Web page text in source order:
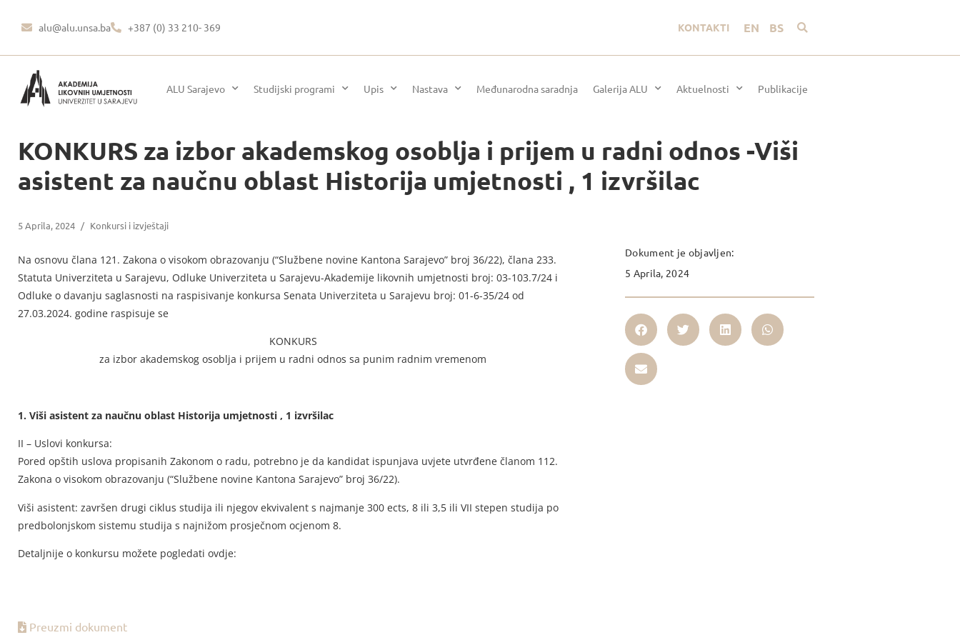
alu@alu.unsa.ba +387 (0) 33 210- 369 KONTAKTI EN BS
ALU Sarajevo Studijski programi Upis Nastava Međunarodna saradnja Galerija ALU Aktuelnosti Publikacije
KONKURS za izbor akademskog osoblja i prijem u radni odnos -Viši
asistent za naučnu oblast Historija umjetnosti , 1 izvršilac
5 Aprila, 2024 / Konkursi i izvještaji
Na osnovu člana 121. Zakona o visokom obrazovanju (“Službene novine Kantona Sarajevo” broj 36/22), člana 233.
Statuta Univerziteta u Sarajevu, Odluke Univerziteta u Sarajevu-Akademije likovnih umjetnosti broj: 03-103.7/24 i
Odluke o davanju saglasnosti na raspisivanje konkursa Senata Univerziteta u Sarajevu broj: 01-6-35/24 od
27.03.2024. godine raspisuje se
KONKURS
za izbor akademskog osoblja i prijem u radni odnos sa punim radnim vremenom
1. Viši asistent za naučnu oblast Historija umjetnosti , 1 izvršilac
II – Uslovi konkursa:
Pored opštih uslova propisanih Zakonom o radu, potrebno je da kandidat ispunjava uvjete utvrđene članom 112.
Zakona o visokom obrazovanju (“Službene novine Kantona Sarajevo” broj 36/22).
Viši asistent: završen drugi ciklus studija ili njegov ekvivalent s najmanje 300 ects, 8 ili 3,5 ili VII stepen studija po
predbolonjskom sistemu studija s najnižom prosječnom ocjenom 8.
Detaljnije o konkursu možete pogledati ovdje:
Preuzmi dokument
Dokument je objavljen:
5 Aprila, 2024